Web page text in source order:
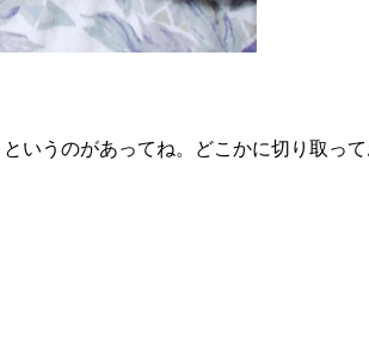
いうのがあってね。どこかに切り取っ